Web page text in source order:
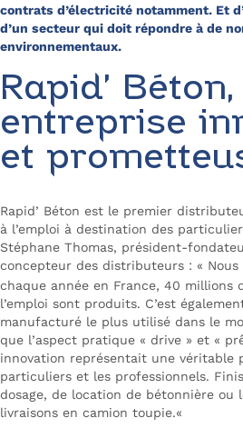
contrats d’électricité notamment. Et
d’un secteur qui doit répondre à de
environnementaux.
Rapid’ Béton,
entreprise
et
Rapid’ Béton est le premier
à l’emploi à destination des
Stéphane Thomas, président-
concepteur des distributeurs : «
chaque année en France, 40 millions
l’emploi sont produits. C’est
manufacturé le plus utilisé dans le
que l’aspect pratique « drive » et «
innovation représentait une véritable
particuliers et les professionnels.
dosage, de location de bétonnière ou
livraisons en camion toupie.«